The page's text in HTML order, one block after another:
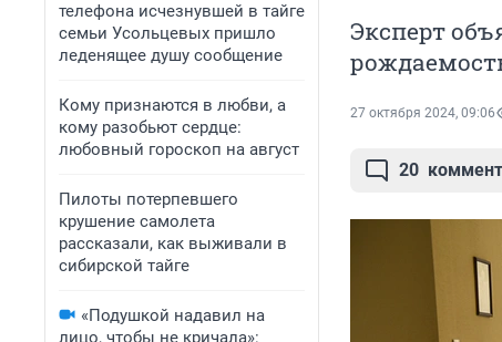
телефона исчезнувшей в тайге
семьи Усольцевых пришло
леденящее душу сообщение
Кому признаются в любви, а
кому разобьют сердце:
любовный гороскоп на август
Пилоты потерпевшего
крушение самолета
рассказали, как выживали в
сибирской тайге
«Подушкой надавил на
лицо, чтобы не кричала»:
Эксперт
27 октября 2024, 09:06
20